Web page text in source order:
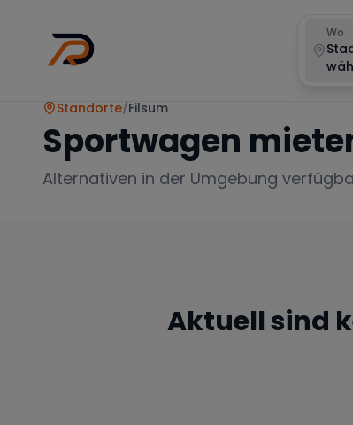
Wo
Standorte/Filsum
Sportwagen
Alternativen in der Umgebung
Aktuell sind